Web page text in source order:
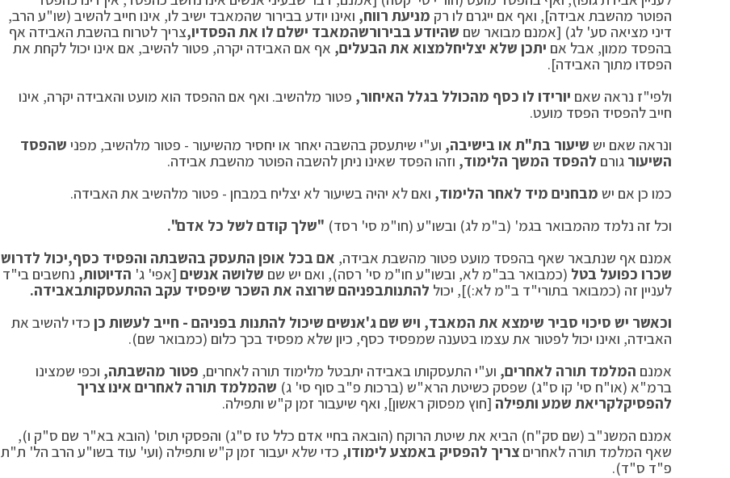
הפוטר מהשבת אבידה], ואף אם ייגרם לו רק מניעת רווח, ואינו יודע בבירור שהמאבד ישיב לו, אינו חייב להשיב (שו"ע הרב,
דיני מציאה סע' לג) [אמנם מבואר שם שהיודע בבירורשהמאבד ישלם לו את הפסדיו,צריך לטרוח בהשבת האבידה אף
בהפסד ממון, אבל אם יתכן שלא יצליחלמצוא את הבעלים, אף אם האבידה יקרה, פטור להשיב, אם אינו יכול לקחת את
הפסדו מתוך האבידה].
ולפי"ז נראה שאם יורידו לו כסף מהכולל בגלל האיחור, פטור מלהשיב. ואף אם ההפסד הוא מועט והאבידה יקרה, אינו
חייב להפסיד הפסד מועט.
ונראה שאם יש שיעור בת"ת או בישיבה, וע"י שיתעסק בהשבה יאחר או יחסיר מהשיעור - פטור מלהשיב, מפני שהפסד
השיעור גורם להפסד המשך הלימוד, וזהו הפסד שאינו ניתן להשבה הפוטר מהשבת אבידה.
כמו כן אם יש מבחנים מיד לאחר הלימוד, ואם לא יהיה בשיעור לא יצליח במבחן - פטור מלהשיב את האבידה.
וכל זה נלמד מהמבואר בגמ' (ב"מ לג) ובשו"ע (חו"מ סי' רסד) "שלך קודם לשל כל אדם".
אמנם אף שנתבאר שאף בהפסד מועט פטור מהשבת אבידה, אם בכל אופן התעסק בהשבתה והפסיד כסף,יכול לדרוש
שכרו כפועל בטל (כמבואר בב"מ לא, ובשו"ע חו"מ סי' רסה), ואם יש שם שלושה אנשים [אפי' ג' הדיוטות, נחשבים בי"ד
לעניין זה (כמבואר בתורי"ד ב"מ לא:)], יכול להתנותבפניהם שרוצה את השכר שיפסיד עקב ההתעסקותבאבידה.
וכאשר יש סיכוי סביר שימצא את המאבד, ויש שם ג'אנשים שיכול להתנות בפניהם - חייב לעשות כן כדי להשיב את
האבידה, ואינו יכול לפטור את עצמו בטענה שמפסיד כסף, כיון שלא מפסיד בכך כלום (כמבואר שם).
אמנם המלמד תורה לאחרים, וע"י התעסקותו באבידה יתבטל מלימוד תורה לאחרים, פטור מהשבתה, וכפי שמצינו
ברמ"א (או"ח סי' קו ס"ג) שפסק כשיטת הרא"ש (ברכות פ"ב סוף סי' ג) שהמלמד תורה לאחרים אינו צריך
להפסיקלקריאת שמע ותפילה [חוץ מפסוק ראשון], ואף שיעבור זמן ק"ש ותפילה.
אמנם המשנ"ב (שם סק"ח) הביא את שיטת הרוקח (הובאה בחיי אדם כלל טז ס"ג) והפסקי תוס' (הובא בא"ר שם ס"ק ו),
שאף המלמד תורה לאחרים צריך להפסיק באמצע לימודו, כדי שלא יעבור זמן ק"ש ותפילה (ועי' עוד בשו"ע הרב הל' ת"ת
פ"ד ס"ד).